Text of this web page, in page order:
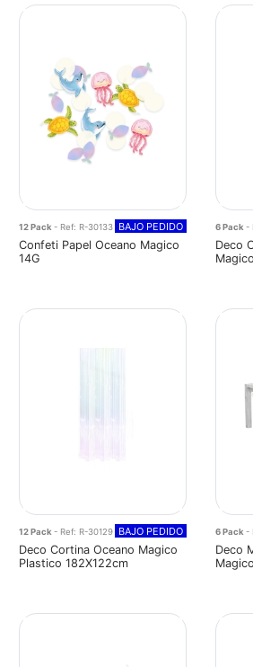
12 Pack- Ref: R-30133 BAJO PEDIDO
Confeti Papel Oceano Magico
14G
6 Pack-
Deco
12 Pack - Ref: R-30129 BAJO PEDIDO
Deco Cortina Oceano Magico
Plastico 182X122cm
6 Pack -
Deco
Magico